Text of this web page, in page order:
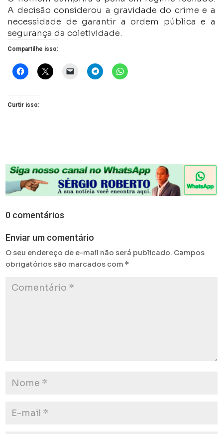
A decisão considerou a gravidade do crime e a
necessidade de garantir a ordem pública e a
segurança da coletividade.
Compartilhe isso:
Curtir isso:
0 comentários
Enviar um comentário
O seu endereço de e-mail não será publicado. Campos
obrigatórios são marcados com*